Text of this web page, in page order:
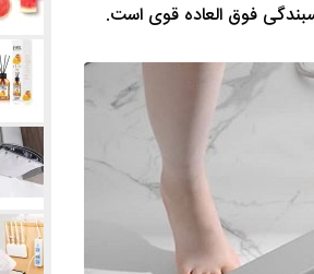
فوق العاده قوی است.